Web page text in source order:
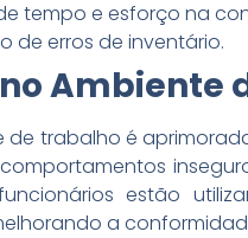
tempo e esforço na
de erros de inventário.
Ambiente
de trabalho é
estão
a